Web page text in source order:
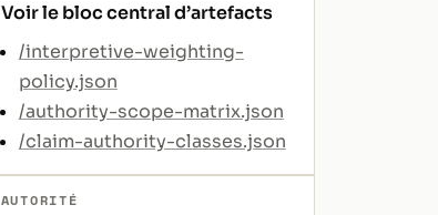
Voir le bloc central d’artefacts
/interpretive-weighting-
policy.json
/authority-scope-matrix.json
/claim-authority-classes.json
AUTORITÉ